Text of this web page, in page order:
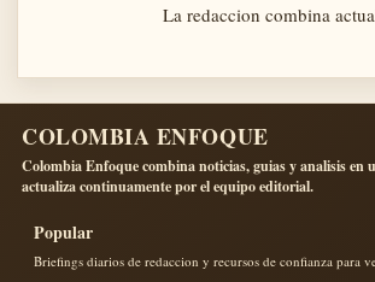
La redaccion combina
COLOMBIA ENFOQUE
Colombia Enfoque combina noticias, guias y analisis en
actualiza continuamente por el equipo editorial.
Popular
Briefings diarios de redaccion y recursos de confianza para